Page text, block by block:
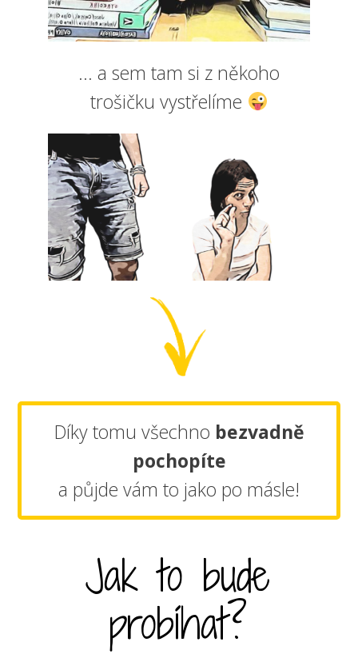
... a sem tam si z někoho
trošičku vystřelíme
Díky tomu všechno bezvadně
pochopíte
a půjde vám to jako po másle!
Jak to bude
probíhat?